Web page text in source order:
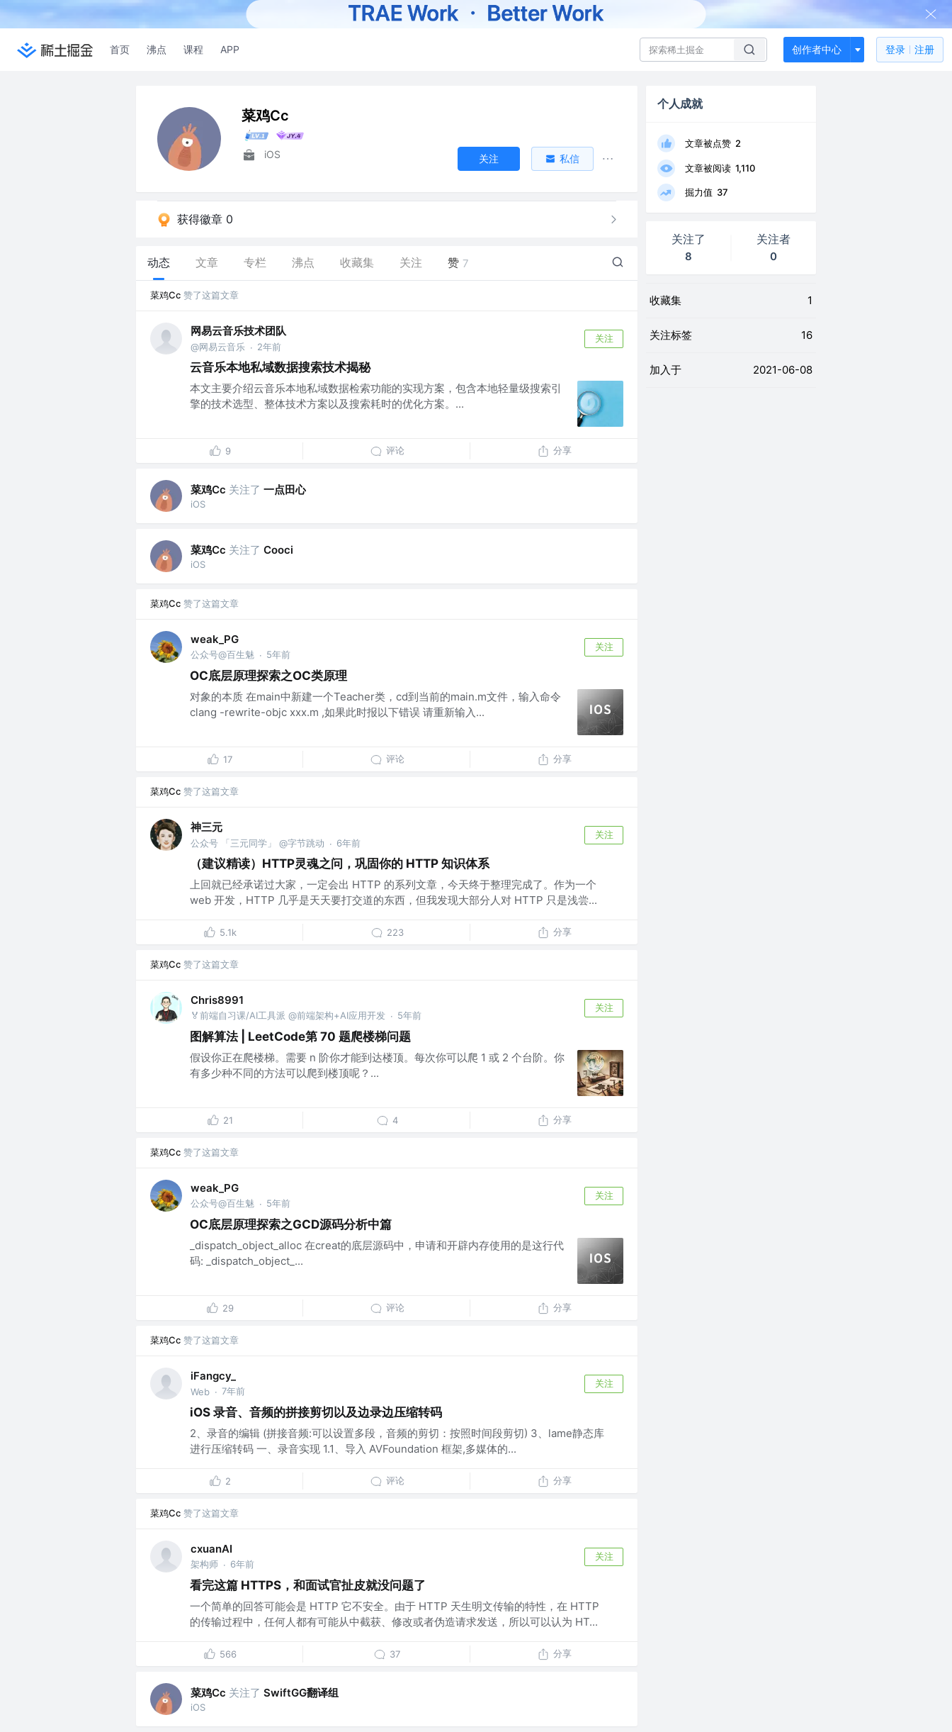
首页 沸点 课程 APP 创作者中心 登录 注册
菜鸡Cc
iOS 关注 私信
获得徽章 0
动态 文章 专栏 沸点 收藏集 关注 赞 7
菜鸡Cc 赞了这篇文章
网易云音乐技术团队
@网易云音乐 · 2年前
关注
云音乐本地私域数据搜索技术揭秘
本文主要介绍云音乐本地私域数据检索功能的实现方案，包含本地轻量级搜索引
擎的技术选型、整体技术方案以及搜索耗时的优化方案。...
9 评论 分享
菜鸡Cc 关注了 一点田心
iOS
菜鸡Cc 关注了 Cooci
iOS
菜鸡Cc 赞了这篇文章
weak_PG
公众号@百生魅 · 5年前
关注
OC底层原理探索之OC类原理
对象的本质 在main中新建一个Teacher类，cd到当前的main.m文件，输入命令
clang -rewrite-objc xxx.m ,如果此时报以下错误 请重新输入...
17 评论 分享
菜鸡Cc 赞了这篇文章
神三元
公众号 「三元同学」 @字节跳动 · 6年前
关注
（建议精读）HTTP灵魂之问，巩固你的 HTTP 知识体系
上回就已经承诺过大家，一定会出 HTTP 的系列文章，今天终于整理完成了。作为一个
web 开发，HTTP 几乎是天天要打交道的东西，但我发现大部分人对 HTTP 只是浅尝...
5.1k 223 分享
菜鸡Cc 赞了这篇文章
Chris8991
🏅前端自习课/AI工具派 @前端架构+AI应用开发 · 5年前
关注
图解算法 | LeetCode第 70 题爬楼梯问题
假设你正在爬楼梯。需要 n 阶你才能到达楼顶。每次你可以爬 1 或 2 个台阶。你
有多少种不同的方法可以爬到楼顶呢？...
21 4 分享
菜鸡Cc 赞了这篇文章
weak_PG
公众号@百生魅 · 5年前
关注
OC底层原理探索之GCD源码分析中篇
_dispatch_object_alloc 在creat的底层源码中，申请和开辟内存使用的是这行代
码: _dispatch_object_...
29 评论 分享
菜鸡Cc 赞了这篇文章
iFangcy_
Web · 7年前
关注
iOS 录音、音频的拼接剪切以及边录边压缩转码
2、录音的编辑 (拼接音频:可以设置多段，音频的剪切：按照时间段剪切) 3、lame静态库
进行压缩转码 一、录音实现 1.1、导入 AVFoundation 框架,多媒体的...
2 评论 分享
菜鸡Cc 赞了这篇文章
cxuanAI
架构师 · 6年前
关注
看完这篇 HTTPS，和面试官扯皮就没问题了
一个简单的回答可能会是 HTTP 它不安全。由于 HTTP 天生明文传输的特性，在 HTTP
的传输过程中，任何人都有可能从中截获、修改或者伪造请求发送，所以可以认为 HT...
566 37 分享
菜鸡Cc 关注了 SwiftGG翻译组
iOS
个人成就
文章被点赞 2
文章被阅读 1,110
掘力值 37
关注了
8
关注者
0
收藏集 1
关注标签 16
加入于 2021-06-08